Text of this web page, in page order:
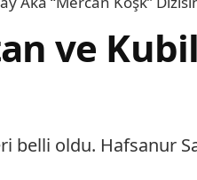
ve
belli oldu. Hafsanur